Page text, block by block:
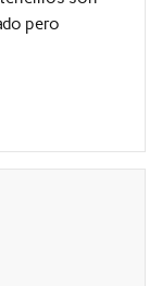
pero